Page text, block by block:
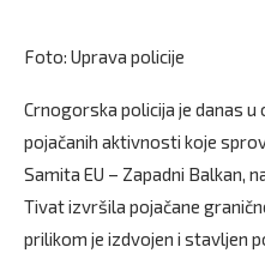
Foto: Uprava policije
Crnogorska policija je danas
pojačanih aktivnosti koje
Samita EU – Zapadni Balkan,
Tivat izvršila pojačane
prilikom je izdvojen i stavljen